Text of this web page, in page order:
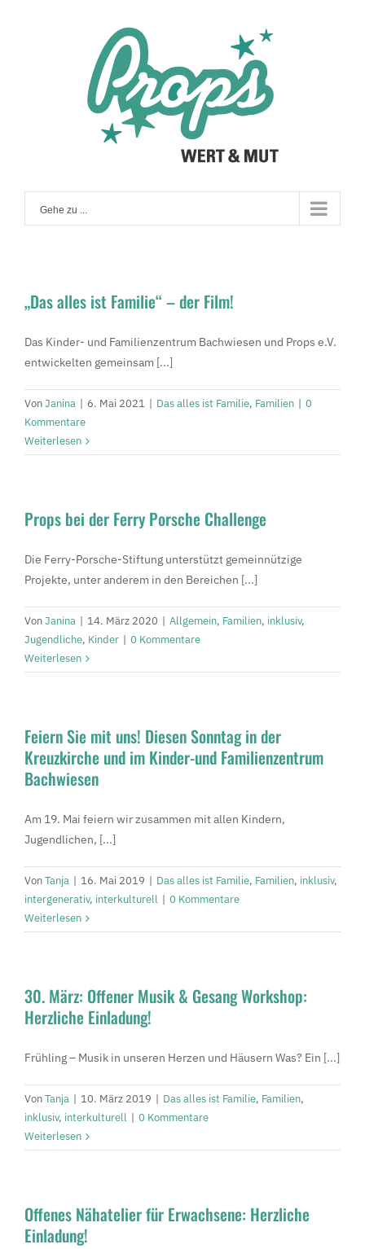
Gehe zu ...
„Das alles ist Familie“ – der Film!
Das Kinder- und Familienzentrum Bachwiesen und Props e.V.
entwickelten gemeinsam [...]
VonJanina | 6. Mai 2021 | Das alles ist Familie, Familien | 0
Kommentare
Weiterlesen
Props bei der Ferry Porsche Challenge
Die Ferry-Porsche-Stiftung unterstützt gemeinnützige
Projekte, unter anderem in den Bereichen [...]
VonJanina | 14. März 2020 | Allgemein, Familien, inklusiv,
Jugendliche, Kinder | 0 Kommentare
Weiterlesen
Feiern Sie mit uns! Diesen Sonntag in der
Kreuzkirche und im Kinder-und Familienzentrum
Bachwiesen
Am 19. Mai feiern wir zusammen mit allen Kindern,
Jugendlichen, [...]
VonTanja | 16. Mai 2019 | Das alles ist Familie, Familien, inklusiv,
intergenerativ, interkulturell | 0 Kommentare
Weiterlesen
30. März: Offener Musik & Gesang Workshop:
Herzliche Einladung!
Frühling – Musik in unseren Herzen und Häusern Was? Ein [...]
VonTanja | 10. März 2019 | Das alles ist Familie, Familien,
inklusiv, interkulturell | 0 Kommentare
Weiterlesen
Offenes Nähatelier für Erwachsene: Herzliche
Einladung!